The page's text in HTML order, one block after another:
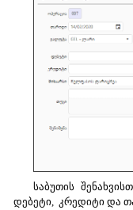
ორდერი
საბუთის
დებეტი, კრედიტი და